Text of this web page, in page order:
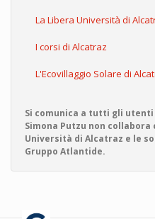
La Libera Università di
I corsi di Alcatraz
L'Ecovillaggio Solare di
Si comunica a tutti gli utenti
Simona Putzu non collabora
Università di Alcatraz e le
Gruppo Atlantide.